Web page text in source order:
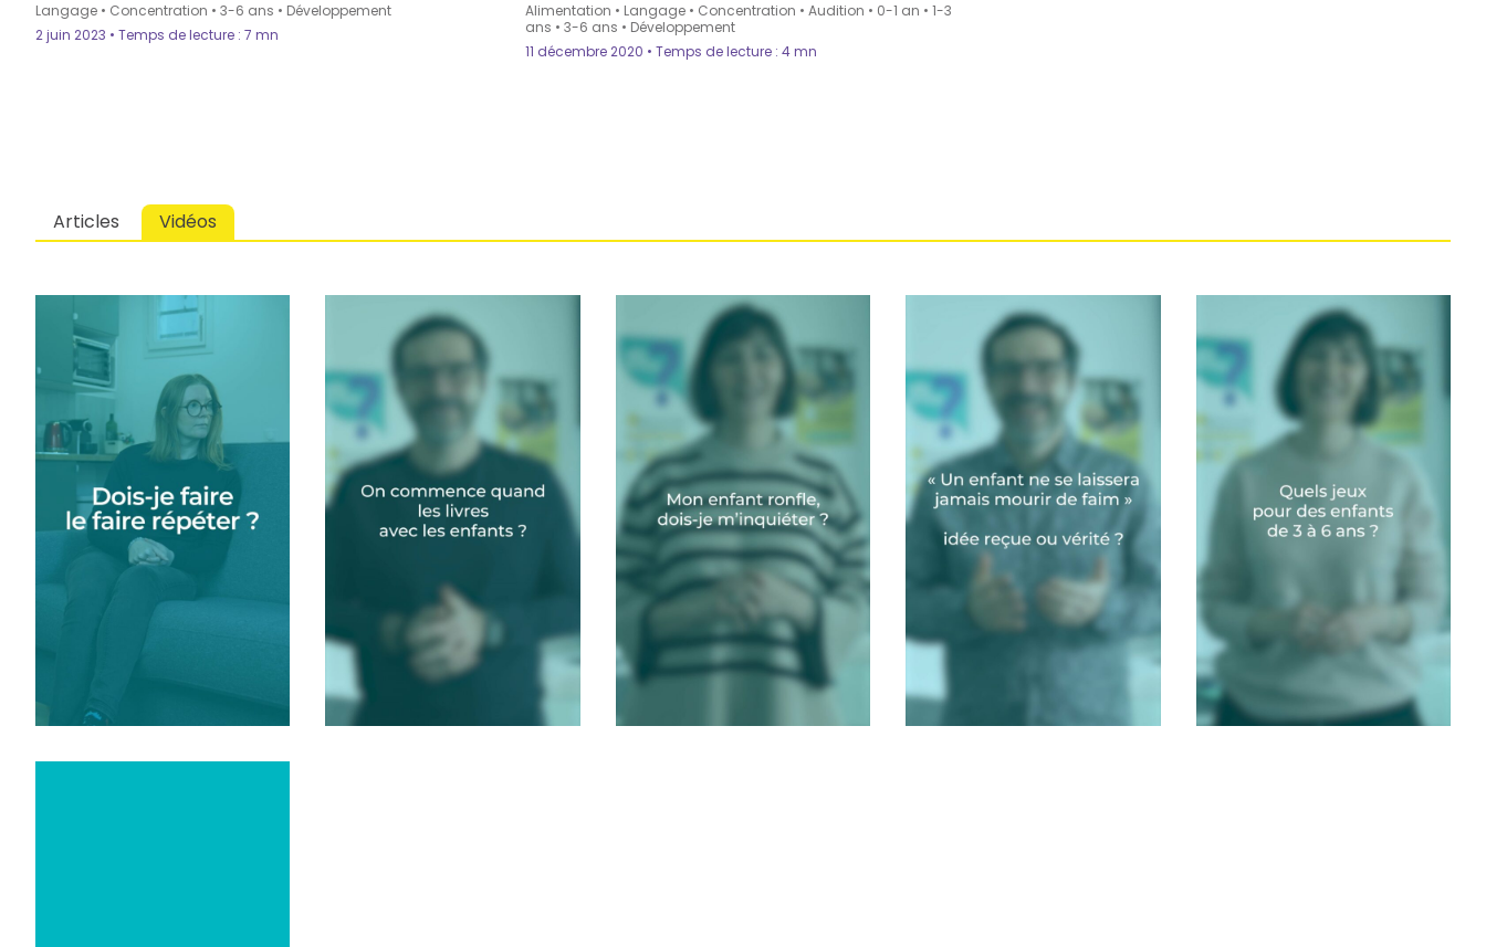
Langage • Concentration • 3-6 ans • Développement
2 juin 2023 • Temps de lecture : 7 mn
Alimentation • Langage• Concentration • Audition • 0-1 an • 1-3
ans • 3-6 ans • Développement
11 décembre 2020 • Temps de lecture : 4 mn
Articles Vidéos